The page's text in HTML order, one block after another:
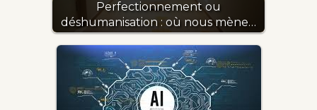
Perfectionnement ou
déshumanisation : où nous mène…